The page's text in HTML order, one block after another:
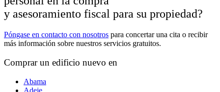
y asesoramiento fiscal para su propiedad?
Póngase en contacto con nosotros para concertar una cita o recibir
más información sobre nuestros servicios gratuitos.
Comprar un edificio nuevo en
Abama
Adeje